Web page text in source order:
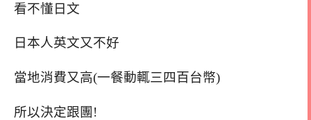
看不懂日文
日本人英文又不好
當地消費又高(一餐動輒三四百台幣)
所以決定跟團!